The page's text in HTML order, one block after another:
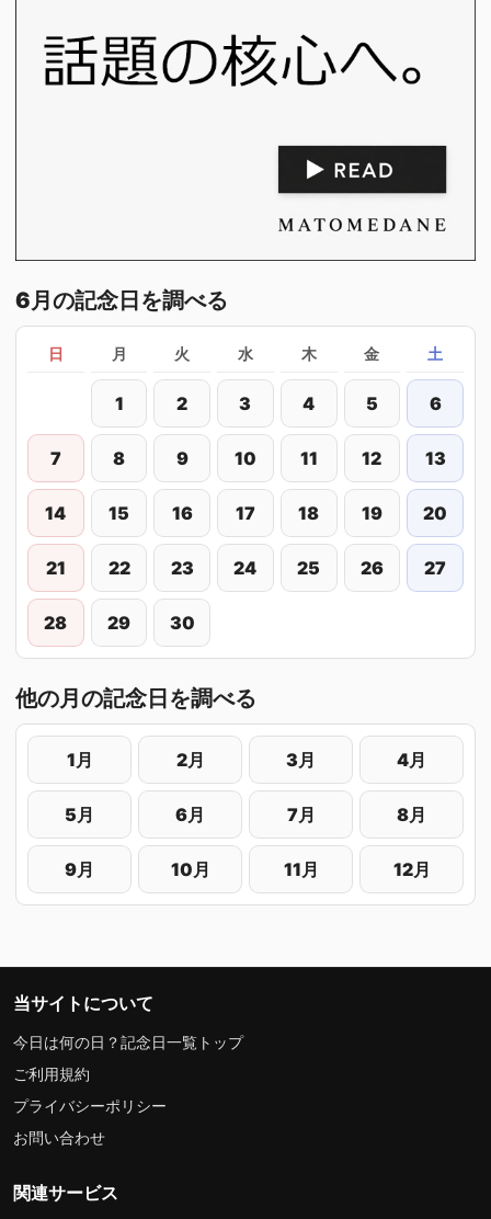
6月の記念日を調べる
日 月 火 水 木 金 土
1 2 3 4 5 6
7 8 9 10 11 12 13
14 15 16 17 18 19 20
21 22 23 24 25 26 27
28 29 30
他の月の記念日を調べる
1月 2月 3月 4月
5月 6月 7月 8月
9月 10月 11月 12月
当サイトについて
今日は何の日？記念日一覧トップ
ご利用規約
プライバシーポリシー
お問い合わせ
関連サービス